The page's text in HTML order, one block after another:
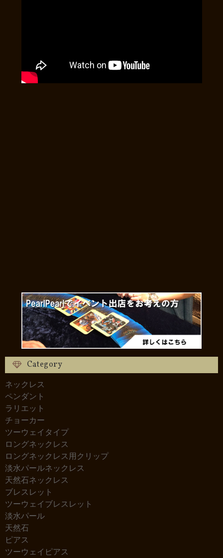
Category
ネックレス
ペンダント
ラリエット
チョーカー
ツーウェイタイプ
ロングネックレス
ロングネックレス用クリップ
淡水パールネックレス
天然石ネックレス
ブレスレット
ツーウェイブレスレット
淡水パール
天然石
ピアス
ツーウェイピアス